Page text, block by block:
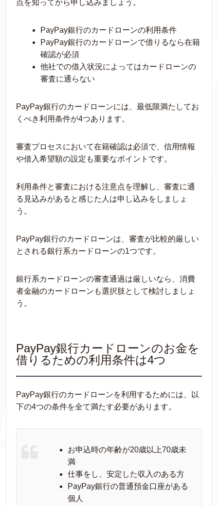
点を知ってから申し込みましょう。
PayPay銀行のカードローンの利用条件
PayPay銀行のカードローンで借りるなら在籍
確認が必須
他社での借入状況によってはカードローンの
審査に通らない
PayPay銀行のカードローンには、最低限満たしてお
くべき利用条件が4つあります。
審査プロセスにおいて在籍確認は必須で、信用情報
や借入希望額の設定も重要なポイントです。
利用条件と審査における注意点を理解し、審査に通
る見込みがあると感じた人は申し込みをしましょ
う。
PayPay銀行のカードローンは、審査が比較的厳しい
とされる銀行系カードローンの1つです。
銀行系カードローンの審査通過は厳しいなら、消費
者金融のカードローンも選択肢として検討しましょ
う。
PayPay銀行カードローンのお金を
借りるための利用条件は4つ
PayPay銀行のカードローンを利用するためには、以
下の4つの条件を全て満たす必要があります。
お申込時の年齢が20歳以上70歳未
満
仕事をし、安定した収入のある方
PayPay銀行の普通預金口座がある
個人